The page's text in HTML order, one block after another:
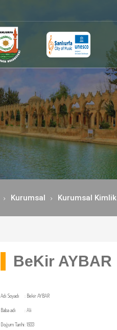
Kurumsal Kurumsal Kimlik
BeKir AYBAR
Adı Soyadı : Bekir AYBAR
Baba adı :Ali
Doğum Tarihi:1933